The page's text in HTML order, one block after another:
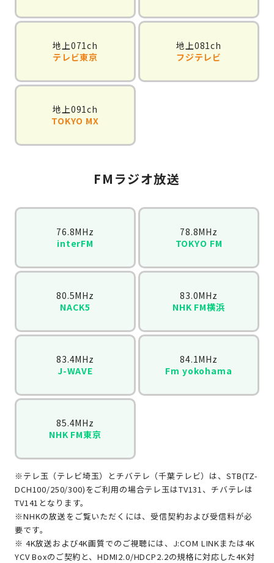
地上071ch
テレビ東京
地上081ch
フジテレビ
地上091ch
TOKYO MX
FMラジオ放送
76.8MHz
interFM
78.8MHz
TOKYO FM
80.5MHz
NACK5
83.0MHz
NHK FM横浜
83.4MHz
J-WAVE
84.1MHz
Fm yokohama
85.4MHz
NHK FM東京
※テレ玉（テレビ埼玉）とチバテレ（千葉テレビ）は、STB(TZ-
DCH100/250/300)をご利用の場合テレ玉はTV131、チバテレは
TV141となります。
※NHKの放送をご覧いただくには、受信契約および受信料が必
要です。
※ 4K放送および4K画質でのご視聴には、J:COM LINKまたは4K
YCV Boxのご契約と、HDMI2.0/HDCP2.2の規格に対応した4K対